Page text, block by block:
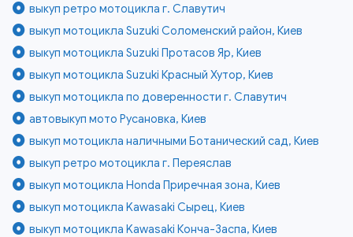
выкуп ретро мотоцикла г. Славутич
выкуп мотоцикла Suzuki Соломенский район, Киев
выкуп мотоцикла Suzuki Протасов Яр, Киев
выкуп мотоцикла Suzuki Красный Хутор, Киев
выкуп мотоцикла по доверенности г. Славутич
автовыкуп мото Русановка, Киев
выкуп мотоцикла наличными Ботанический сад, Киев
выкуп ретро мотоцикла г. Переяслав
выкуп мотоцикла Honda Приречная зона, Киев
выкуп мотоцикла Kawasaki Сырец, Киев
выкуп мотоцикла Kawasaki Конча-Заспа, Киев